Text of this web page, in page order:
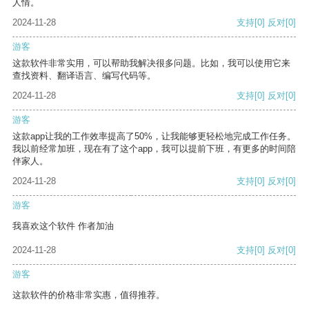
人情。
2024-11-28
支持[0] 反对[0]
游客
这款软件非常实用，可以帮助我解决很多问题。比如，我可以使用它来
查找资料、翻译语言、编写代码等。
2024-11-28
支持[0] 反对[0]
游客
这款app让我的工作效率提高了50%，让我能够更轻松地完成工作任务。
我以前经常加班，现在有了这个app，我可以提前下班，有更多的时间陪
伴家人。
2024-11-28
支持[0] 反对[0]
游客
我喜欢这个软件 作者加油
2024-11-28 支持[0] 反对[0]
游客
这款软件的价格非常实惠，值得推荐。